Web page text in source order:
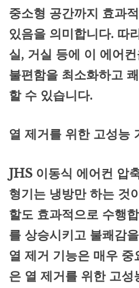
중소형 공간까지 효과
있음을 의미합니다. 따
실, 거실 등에 이 에어
불편함을 최소화하고
할 수 있습니다.
열 제거를 위한 고성능
JHS 이동식 에어컨 압
형기는 냉방만 하는 것
할도 효과적으로 수행
를 상승시키고 불쾌감
열 제거 기능은 매우 중
은 열 제거를 위한 고성